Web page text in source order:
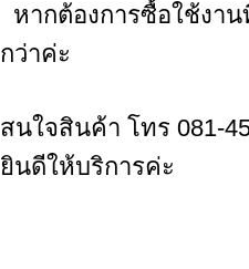
หากต้องการซื้อใช้งา
กว่าค่ะ
สนใจสินค้า โทร 081-
ยินดีให้บริการค่ะ